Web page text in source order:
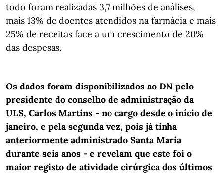
todo foram realizadas 3,7 milhões de análises,
mais 13% de doentes atendidos na farmácia e mais
25% de receitas face a um crescimento de 20%
das despesas.
Os dados foram disponibilizados ao DN pelo
presidente do conselho de administração da
ULS, Carlos Martins - no cargo desde o início de
janeiro, e pela segunda vez, pois já tinha
anteriormente administrado Santa Maria
durante seis anos - e revelam que este foi o
maior registo de atividade cirúrgica dos últimos